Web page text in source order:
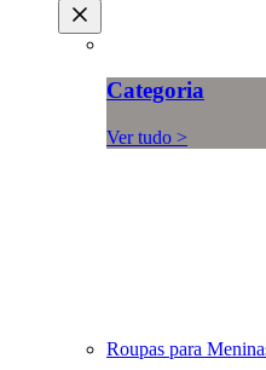
Categoria
Ver tudo >
Roupas para